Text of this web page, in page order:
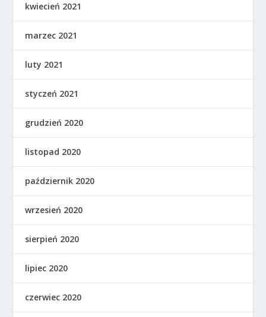
kwiecień 2021
marzec 2021
luty 2021
styczeń 2021
grudzień 2020
listopad 2020
październik 2020
wrzesień 2020
sierpień 2020
lipiec 2020
czerwiec 2020